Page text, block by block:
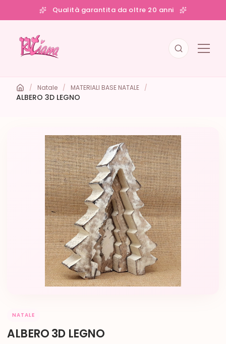
Qualità garantita da oltre 20 anni
/ Natale / MATERIALI BASE NATALE /
ALBERO 3D LEGNO
NATALE
ALBERO 3D LEGNO